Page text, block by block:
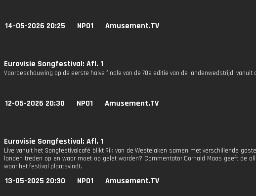
14-05-2026 20:25 NPO1 Amusement.TV
Eurovisie Songfestival: Afl. 1
Voorbeschouwing op de eerste halve finale van de 70e editie van de landenwedstrijd, vanuit
12-05-2026 20:30 NPO1 Amusement.TV
Eurovisie Songfestival: Afl. 1
Live vanuit het Songfestivalcafé blikt Rik van de Westelaken samen met verschillende
landen treden op en waar moet op gelet worden? Commentator Cornald Maas geeft de
waar het festival plaatsvindt.
13-05-2025 20:30 NPO1 Amusement.TV